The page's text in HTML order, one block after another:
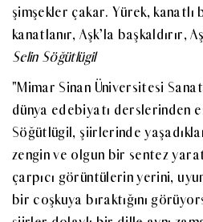
şimşekler çakar. Yürek, kanatlı
kanatlanır, Aşk’la başkaldırır,
Selin Söğütlügil
"Mimar Sinan Üniversitesi
dünya edebiyatı derslerinden
Söğütlügil, şiirlerinde
zengin ve olgun bir sentez
çarpıcı görüntülerin yerini,
bir coşkuya bıraktığını